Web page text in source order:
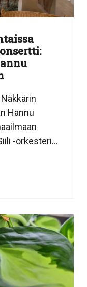
Hannu
-orkesteri...